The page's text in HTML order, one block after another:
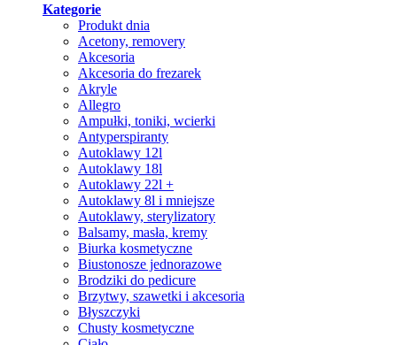
Kategorie
Produkt dnia
Acetony, removery
Akcesoria
Akcesoria do frezarek
Akryle
Allegro
Ampułki, toniki, wcierki
Antyperspiranty
Autoklawy 12l
Autoklawy 18l
Autoklawy 22l +
Autoklawy 8l i mniejsze
Autoklawy, sterylizatory
Balsamy, masła, kremy
Biurka kosmetyczne
Biustonosze jednorazowe
Brodziki do pedicure
Brzytwy, szawetki i akcesoria
Błyszczyki
Chusty kosmetyczne